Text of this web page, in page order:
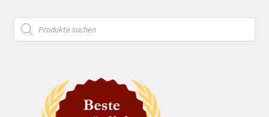
Products
search